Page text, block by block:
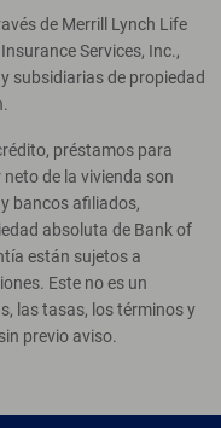
de Merrill Lynch Life
Services, Inc.,
subsidiarias de propiedad
préstamos para
de la vivienda son
bancos afiliados,
absoluta de Bank of
están sujetos a
Este no es un
las tasas, los términos y
previo aviso.